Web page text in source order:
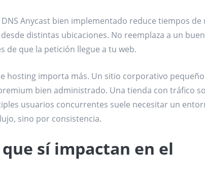
Anycast bien implementado reduce tiempos de
distintas ubicaciones. No reemplaza a un
de que la petición llegue a tu web.
hosting importa más. Un sitio corporativo
bien administrado. Una tienda con tráfico
usuarios concurrentes suele necesitar un
sino por consistencia.
sí impactan en el